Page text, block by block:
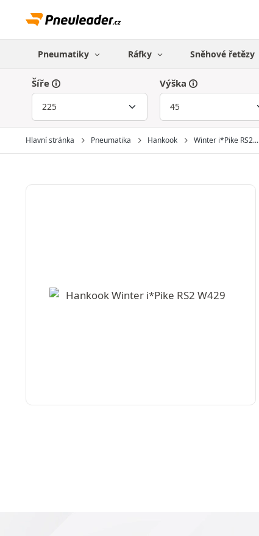
Pneumatiky Ráfky Sněhové řetězy
Šíře Výška
Hlavní stránka Pneumatika Hankook Winter i*Pike RS2...